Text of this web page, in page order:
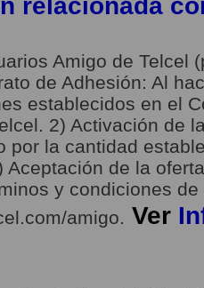
relacionada
Amigo de Telcel
de Adhesión: Al
establecidos en el
2) Activación de
por la cantidad
Aceptación de la
y condiciones
amigo. Ver